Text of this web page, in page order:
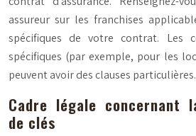
assureur sur les franchises
spécifiques de votre contrat. Les
spécifiques (par exemple, pour les
peuvent avoir des clauses particulières.
Cadre légale concernant
de clés